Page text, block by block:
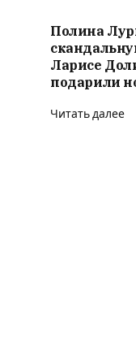
Полина
Ларисе
подарили
Читать далее